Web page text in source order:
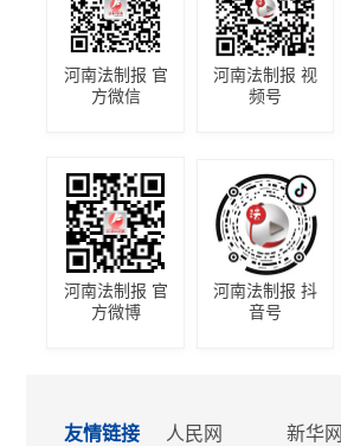
河南法制报 官
方微信
河南法制报 视
频号
河南法制报 官
方微博
河南法制报 抖
音号
友情链接 人民网 新华网